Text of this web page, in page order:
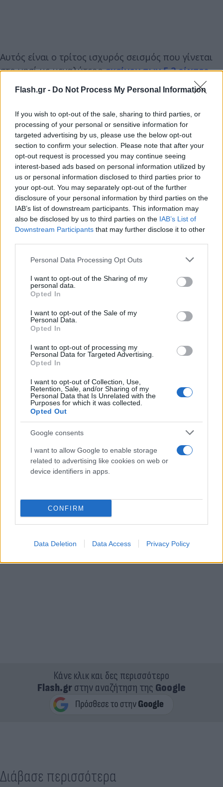
Flash.gr - Do Not Process My Personal Information
If you wish to opt-out of the sale, sharing to third parties, or
processing of your personal or sensitive information for
targeted advertising by us, please use the below opt-out
section to confirm your selection. Please note that after your
opt-out request is processed you may continue seeing
interest-based ads based on personal information utilized by
us or personal information disclosed to third parties prior to
your opt-out. You may separately opt-out of the further
disclosure of your personal information by third parties on the
IAB’s list of downstream participants. This information may
also be disclosed by us to third parties on the IAB’s List of
Downstream Participants that may further disclose it to other
Please note that this website/app uses one or more Google
not limited to your visit or usage behaviour. You may click to
grant or deny consent to Google and its third-party tags to
use your data for below specified purposes in below Google
consent section.
Personal Data Processing Opt Outs
I want to opt-out of the Sharing of my
personal data.
Opted In
I want to opt-out of the Sale of my
Personal Data.
Opted In
I want to opt-out of processing my
Personal Data for Targeted Advertising.
Opted In
I want to opt-out of Collection, Use,
Retention, Sale, and/or Sharing of my
Personal Data that Is Unrelated with the
Purposes for which it was collected.
Opted Out
Google consents
I want to allow Google to enable storage
related to advertising like cookies on web or
device identifiers in apps.
CONFIRM
Data Deletion Data Access Privacy Policy
Αυτός είναι ο τρίτος ισχυρός σεισμός που γίνεται
στο νησί με μεγαλύτεροεκείνον των 5,2 ρίχτερ.
Σύμφωνα με την αναθεωρημένη λύση του
Γεωδυναμικού Ινστιτούτου
ο σεισμός είχε
επίκεντρο 14 χιλιόμετρα νότια νοτιοδυτικά του
Πυθαγορείου και το εστιακό του βάθος ήταν 15,2
χιλιόμετρα.
Κάνε κλικ και δες περισσότερο
Flash.grστην αναζήτηση της Google
Διάβασε περισσότερα